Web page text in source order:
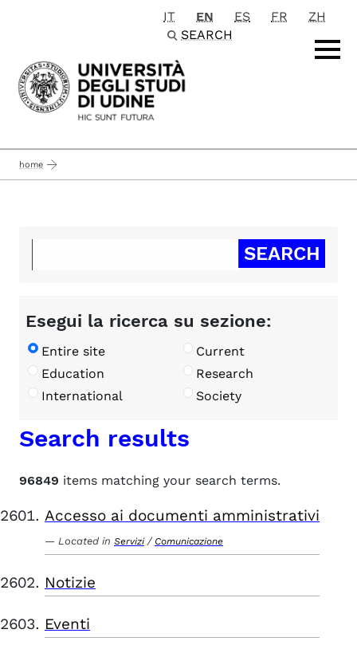
Passa al contenuto principale
IT EN ES FR
ZH
SEARCH
home
Esegui la ricerca su sezione:
Entire site
Current
Education
Research
International
Society
Search results
96849 items matching your search terms.
Accesso ai documenti amministrativi
Located in Servizi / Comunicazione
Notizie
Eventi